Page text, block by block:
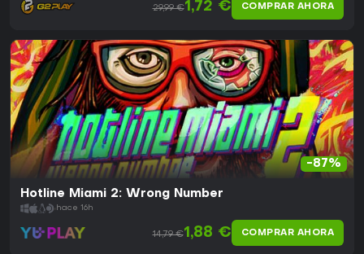
29,99 €1,72 € COMPRAR AHORA
-87%
Hotline Miami 2: Wrong Number
hace 16h
14,79 €1,88 € COMPRAR AHORA